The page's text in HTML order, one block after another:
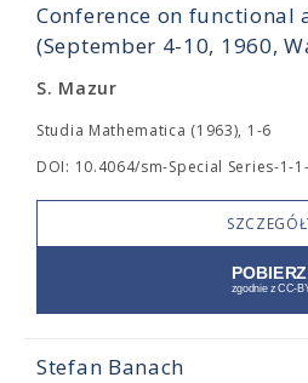
Conference on functional
(September 4-10, 1960,
S. Mazur
Studia Mathematica (1963), 1-6
DOI: 10.4064/sm-Special Series-1-
Stefan Banach